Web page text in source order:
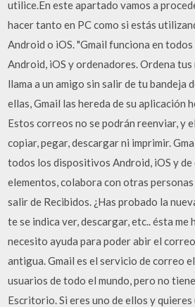
utilice.En este apartado vamos a
hacer tanto en PC como si estás
Android o iOS. "Gmail funciona en
Android, iOS y ordenadores. Ordena
llama a un amigo sin salir de tu bandeja
ellas, Gmail las hereda de su aplicación
Estos correos no se podrán reenviar, y
copiar, pegar, descargar ni imprimir.
todos los dispositivos Android, iOS y
elementos, colabora con otras personas
salir de Recibidos. ¿Has probado la
te se indica ver, descargar, etc.. ésta me
necesito ayuda para poder abir el
antigua. Gmail es el servicio de correo
usuarios de todo el mundo, pero no
Escritorio. Si eres uno de ellos y quieres